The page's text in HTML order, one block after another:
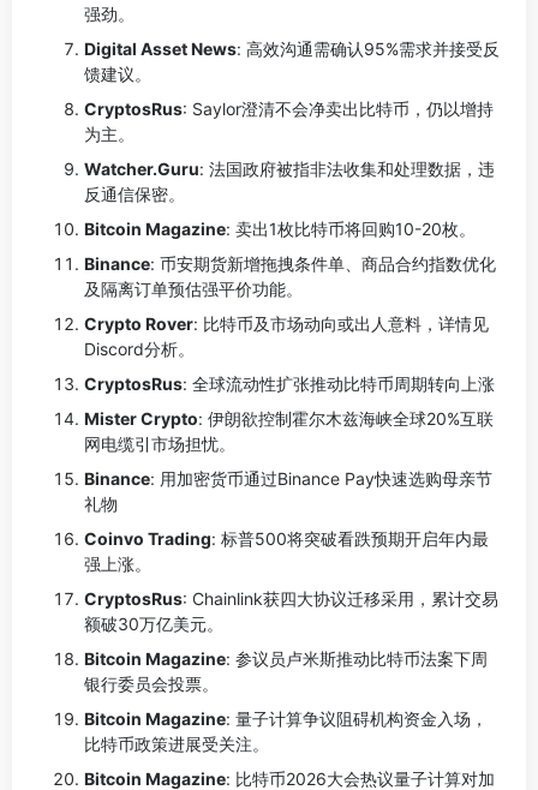
强劲。
Digital Asset News: 高效沟通需确认95%需求并接受反
馈建议。
CryptosRus: Saylor澄清不会净卖出比特币，仍以增持
为主。
Watcher.Guru: 法国政府被指非法收集和处理数据，违
反通信保密。
Bitcoin Magazine: 卖出1枚比特币将回购10-20枚。
Binance: 币安期货新增拖拽条件单、商品合约指数优化
及隔离订单预估强平价功能。
Crypto Rover: 比特币及市场动向或出人意料，详情见
Discord分析。
CryptosRus: 全球流动性扩张推动比特币周期转向上涨
Mister Crypto: 伊朗欲控制霍尔木兹海峡全球20%互联
网电缆引市场担忧。
Binance: 用加密货币通过Binance Pay快速选购母亲节
礼物
Coinvo Trading: 标普500将突破看跌预期开启年内最
强上涨。
CryptosRus: Chainlink获四大协议迁移采用，累计交易
额破30万亿美元。
Bitcoin Magazine: 参议员卢米斯推动比特币法案下周
银行委员会投票。
Bitcoin Magazine: 量子计算争议阻碍机构资金入场，
比特币政策进展受关注。
Bitcoin Magazine: 比特币2026大会热议量子计算对加